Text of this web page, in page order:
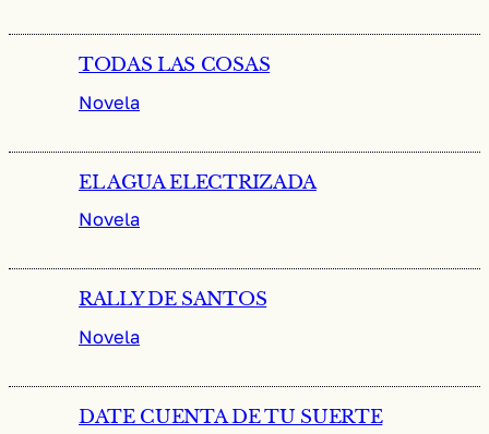
TODAS LAS COSAS
Novela
EL AGUA ELECTRIZADA
Novela
RALLY DE SANTOS
Novela
DATE CUENTA DE TU SUERTE